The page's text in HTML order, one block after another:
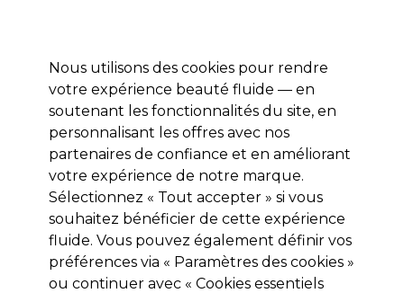
Se connecter
Marques Bons plans Coiffure Electro et Matériel
Livraison et délais
lire la suite
Osmo
Osmo Deep Moisture Soin 2 En 1
Sans Rinçage 250ml
Nous utilisons des cookies pour rendre
votre expérience beauté fluide — en
soutenant les fonctionnalités du site, en
personnalisant les offres avec nos
partenaires de confiance et en améliorant
votre expérience de notre marque.
Sélectionnez « Tout accepter » si vous
souhaitez bénéficier de cette expérience
fluide. Vous pouvez également définir vos
préférences via « Paramètres des cookies »
ou continuer avec « Cookies essentiels